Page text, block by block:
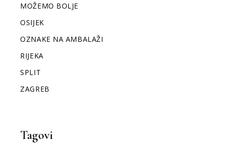
MOŽEMO BOLJE
OSIJEK
OZNAKE NA AMBALAŽI
RIJEKA
SPLIT
ZAGREB
Tagovi